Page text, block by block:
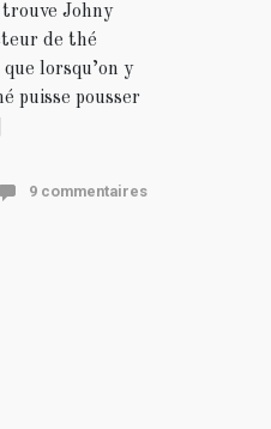
Johny
de thé
lorsqu’on y
puisse pousser
9 commentaires